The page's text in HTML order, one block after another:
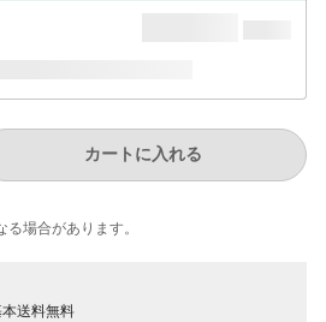
カートに入れる
場合が​あります。
送料無料